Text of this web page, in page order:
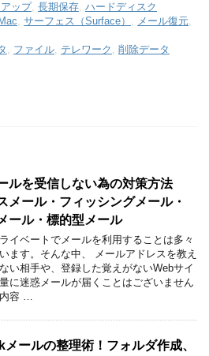
ップ, 長期保存, ハードディスク
Mac, サーフェス（Surface） , メール復元,
, ファイル, テレワーク , 削除データ
ルを受信しない為の対策方法
メール・フィッシングメール・
ール・標的型メール
イベートでメールを利用することは多々
ます。そんな中、 メールアドレスを教え
い相手や、登録した覚えがないWebサイ
に迷惑メールが届くことはございません
容 …
ールの整理術！フォルダ作成、